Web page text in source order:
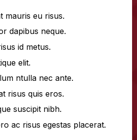
mauris eu risus.
dapibus neque.
id metus.
elit.
ntulla nec ante.
risus quis eros.
suscipit nibh.
ac risus egestas placerat.